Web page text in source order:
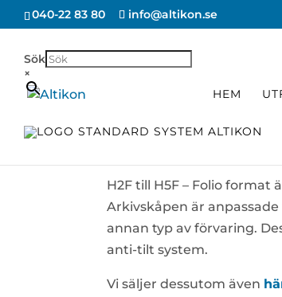
040-22 83 80 info@altikon.se
Sök
×
HEM
H2F till H5F – Folio format
Arkivskåpen är
annan typ av förvaring.
anti-tilt system.
Vi säljer dessutom även